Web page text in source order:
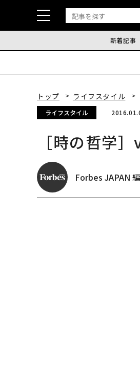
新着記事
トップ ライフスタイル
ライフスタイル
［時の哲学
Forbes JAPAN